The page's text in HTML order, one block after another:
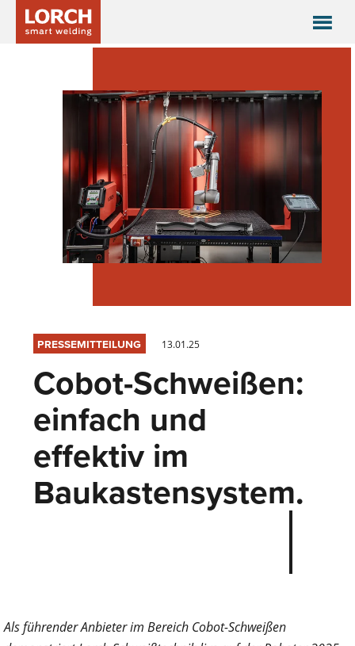
PRESSEMITTEILUNG 13.01.25
Cobot-Schweißen:
einfach und
effektiv im
Baukastensystem.
Als führender Anbieter im Bereich Cobot-Schweißen